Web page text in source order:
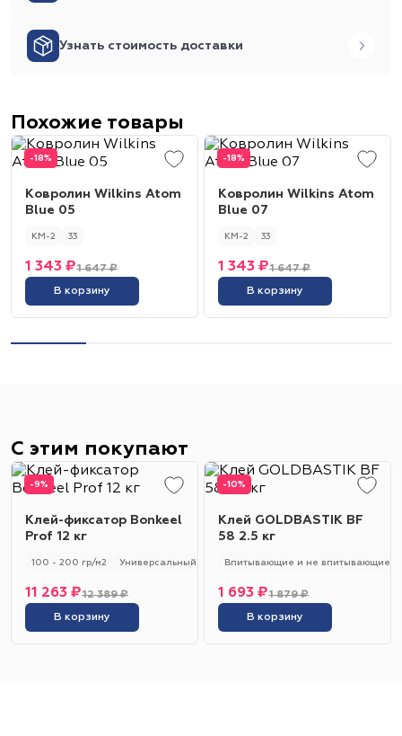
Узнать стоимость доставки
Похожие товары
-18%
Ковролин Wilkins Atom
Blue 05
КМ-2 33
1 647 ₽
1 343 ₽
В корзину
-18%
Ковролин Wilkins Atom
Blue 07
КМ-2 33
1 647 ₽
1 343 ₽
В корзину
С этим покупают
-9%
Клей-фиксатор Bonkeel
Prof 12 кг
100 - 200 гр/м2 Универсальный
12 389 ₽
11 263 ₽
В корзину
-10%
Клей GOLDBASTIK BF
58 2.5 кг
Впитывающие и не впитывающие
1 879 ₽
1 693 ₽
В корзину